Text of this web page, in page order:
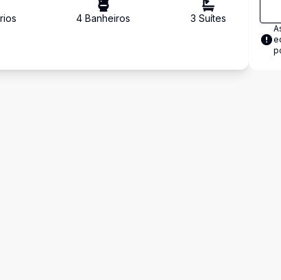
s 4 Banheiros 3 Suítes